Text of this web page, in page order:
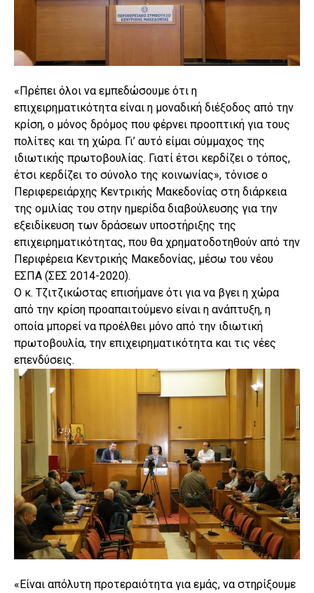
«Πρέπει όλοι να εμπεδώσουμε ότι η
επιχειρηματικότητα είναι η μοναδική διέξοδος από την
κρίση, ο μόνος δρόμος που φέρνει προοπτική για τους
πολίτες και τη χώρα. Γι’ αυτό είμαι σύμμαχος της
ιδιωτικής πρωτοβουλίας. Γιατί έτσι κερδίζει ο τόπος,
έτσι κερδίζει το σύνολο της κοινωνίας», τόνισε ο
Περιφερειάρχης Κεντρικής Μακεδονίας στη διάρκεια
της ομιλίας του στην ημερίδα διαβούλευσης για την
εξειδίκευση των δράσεων υποστήριξης της
επιχειρηματικότητας, που θα χρηματοδοτηθούν από την
Περιφέρεια Κεντρικής Μακεδονίας, μέσω του νέου
ΕΣΠΑ (ΣΕΣ 2014-2020).
Ο κ. Τζιτζικώστας επισήμανε ότι για να βγει η χώρα
από την κρίση προαπαιτούμενο είναι η ανάπτυξη, η
οποία μπορεί να προέλθει μόνο από την ιδιωτική
πρωτοβουλία, την επιχειρηματικότητα και τις νέες
επενδύσεις.
«Είναι απόλυτη προτεραιότητα για εμάς, να στηρίξουμε